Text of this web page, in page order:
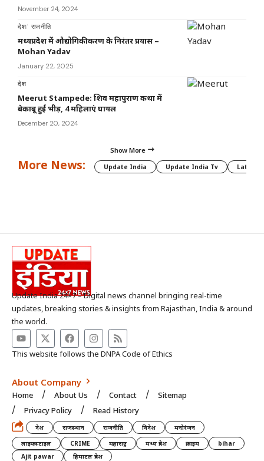
November 24, 2024
देश राजनीति
मध्यप्रदेश में औद्योगिकीकरण के निरंतर प्रयास –
Mohan Yadav
January 22, 2025
देश
Meerut Stampede: शिव महापुराण कथा में
बेकाबू हुई भीड़, 4 महिलाएं घायल
December 20, 2024
Show More
More News: Update India Update India Tv Latest
Update India 24×7 – Digital news channel bringing real-time
updates, breaking stories & insights from Rajasthan, India & around
the world.
This website follows the DNPA Code of Ethics
About Company
Home About Us Contact
Sitemap
Privacy Policy
Read History
देश राजस्थान राजनीति विदेश
मनोरंजन
लाइफस्टाइल
CRIME महाराष्ट्र मध्य प्रदेश क्राइम
bihar
Ajit pawar
हिमाटल प्रदेश